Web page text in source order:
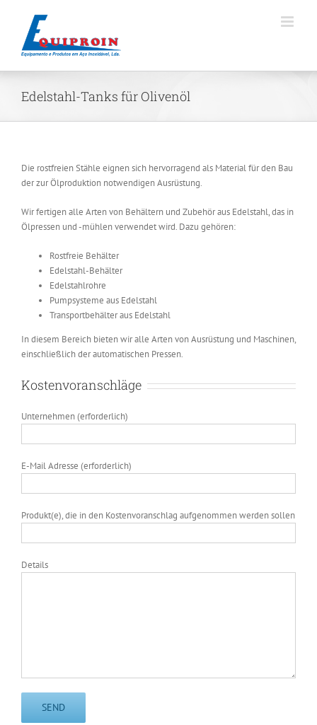
content
Edelstahl-Tanks für Olivenöl
Die rostfreien Stähle eignen sich hervorragend als Material für den Bau
der zur Ölproduktion notwendigen Ausrüstung.
Wir fertigen alle Arten von Behältern und Zubehör aus Edelstahl, das in
Ölpressen und -mühlen verwendet wird. Dazu gehören:
Rostfreie Behälter
Edelstahl-Behälter
Edelstahlrohre
Pumpsysteme aus Edelstahl
Transportbehälter aus Edelstahl
In diesem Bereich bieten wir alle Arten von Ausrüstung und Maschinen,
einschließlich der automatischen Pressen.
Kostenvoranschläge
Unternehmen (erforderlich)
E-Mail Adresse (erforderlich)
Produkt(e), die in den Kostenvoranschlag aufgenommen werden sollen
Details